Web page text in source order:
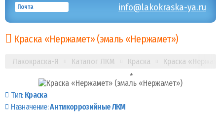
Почта info@lakokraska-ya.ru
Краска «Нержамет» (эмаль «Нержамет»)
Лакокраска-Я Каталог ЛКМ Краска Краска
Тип: Краска
Назначение:Антикоррозийные ЛКМ